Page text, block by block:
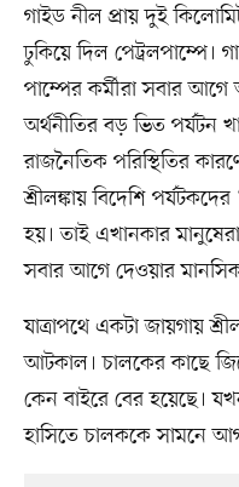
গাইড নীল প্রায় দুই
ঢুকিয়ে দিল পেট্রলপাম্পে।
পাম্পের কর্মীরা সবার আগে
অর্থনীতির বড় ভিত পর্যটন
রাজনৈতিক পরিস্থিতির
শ্রীলঙ্কায় বিদেশি
হয়। তাই এখানকার
সবার আগে দেওয়ার
যাত্রাপথে একটা জায়গায়
আটকাল। চালকের কাছে
কেন বাইরে বের হয়েছে।
হাসিতে চালককে সামনে